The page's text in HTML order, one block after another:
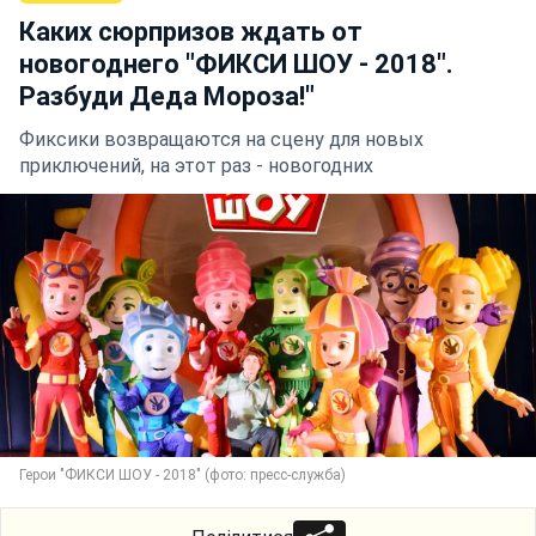
Каких сюрпризов ждать от
новогоднего "ФИКСИ ШОУ - 2018".
Разбуди Деда Мороза!"
Фиксики возвращаются на сцену для новых
приключений, на этот раз - новогодних
Герои "ФИКСИ ШОУ - 2018" (фото: пресс-служба)